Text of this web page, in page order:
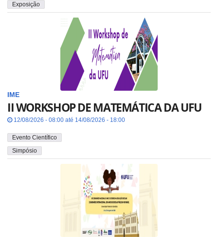
Exposição
IME
II WORKSHOP DE MATEMÁTICA DA UFU
12/08/2026 - 08:00 até 14/08/2026 - 18:00
Evento Científico
Simpósio